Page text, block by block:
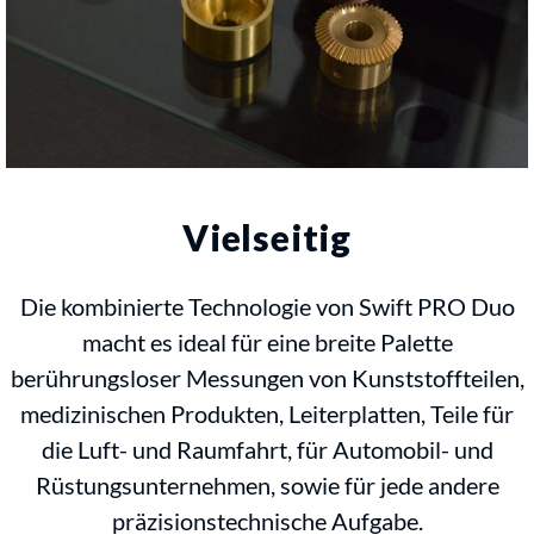
Vielseitig
Die kombinierte Technologie von Swift PRO Duo
macht es ideal für eine breite Palette
berührungsloser Messungen von Kunststoffteilen,
medizinischen Produkten, Leiterplatten, Teile für
die Luft- und Raumfahrt, für Automobil- und
Rüstungsunternehmen, sowie für jede andere
präzisionstechnische Aufgabe.